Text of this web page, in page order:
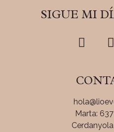
SIGUE MI
Marta: